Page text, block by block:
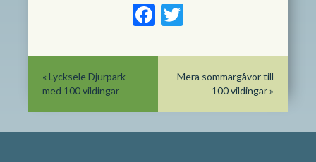
Facebook
Twitter
Mera sommargåvor till
100 vildingar»
« Lycksele Djurpark
med 100 vildingar